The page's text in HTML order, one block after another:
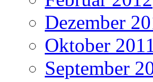
Dezember
Oktober 2011
September